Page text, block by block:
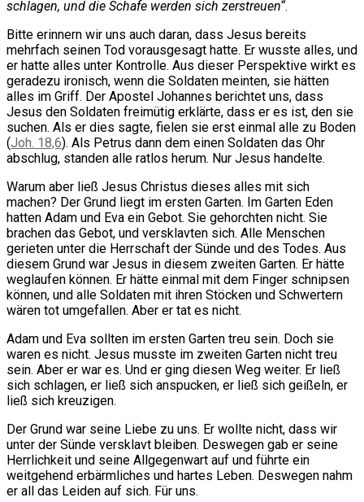
schlagen, und die Schafe werden sich zerstreuen“.
Bitte erinnern wir uns auch daran, dass Jesus bereits
mehrfach seinen Tod vorausgesagt hatte. Er wusste alles, und
er hatte alles unter Kontrolle. Aus dieser Perspektive wirkt es
geradezu ironisch, wenn die Soldaten meinten, sie hätten
alles im Griff. Der Apostel Johannes berichtet uns, dass
Jesus den Soldaten freimütig erklärte, dass er es ist, den sie
suchen. Als er dies sagte, fielen sie erst einmal alle zu Boden
(Joh. 18,6). Als Petrus dann dem einen Soldaten das Ohr
abschlug, standen alle ratlos herum. Nur Jesus handelte.
Warum aber ließ Jesus Christus dieses alles mit sich
machen? Der Grund liegt im ersten Garten. Im Garten Eden
hatten Adam und Eva ein Gebot. Sie gehorchten nicht. Sie
brachen das Gebot, und versklavten sich. Alle Menschen
gerieten unter die Herrschaft der Sünde und des Todes. Aus
diesem Grund war Jesus in diesem zweiten Garten. Er hätte
weglaufen können. Er hätte einmal mit dem Finger schnipsen
können, und alle Soldaten mit ihren Stöcken und Schwertern
wären tot umgefallen. Aber er tat es nicht.
Adam und Eva sollten im ersten Garten treu sein. Doch sie
waren es nicht. Jesus musste im zweiten Garten nicht treu
sein. Aber er war es. Und er ging diesen Weg weiter. Er ließ
sich schlagen, er ließ sich anspucken, er ließ sich geißeln, er
ließ sich kreuzigen.
Der Grund war seine Liebe zu uns. Er wollte nicht, dass wir
unter der Sünde versklavt bleiben. Deswegen gab er seine
Herrlichkeit und seine Allgegenwart auf und führte ein
weitgehend erbärmliches und hartes Leben. Deswegen nahm
er all das Leiden auf sich. Für uns.